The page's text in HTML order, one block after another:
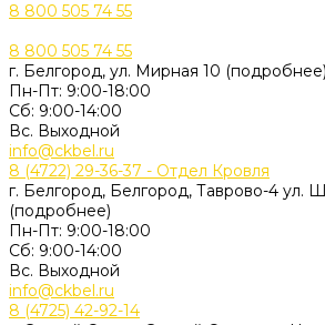
8 800 505 74 55
8 800 505 74 55
г. Белгород, ул. Мирная 10 (подробнее)
Пн-Пт: 9:00-18:00
Cб: 9:00-14:00
Вс. Выходной
info@ckbel.ru
8 (4722) 29-36-37 - Отдел Кровля
г. Белгород, Белгород, Таврово-4 ул.
(подробнее)
Пн-Пт: 9:00-18:00
Cб: 9:00-14:00
Вс. Выходной
info@ckbel.ru
8 (4725) 42-92-14